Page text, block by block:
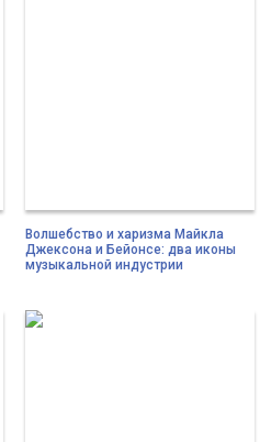
Волшебство и харизма Майкла
Джексона и Бейонсе: два иконы
музыкальной индустрии